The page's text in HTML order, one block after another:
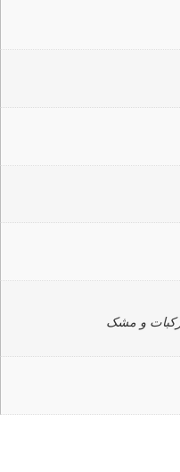
و مشک